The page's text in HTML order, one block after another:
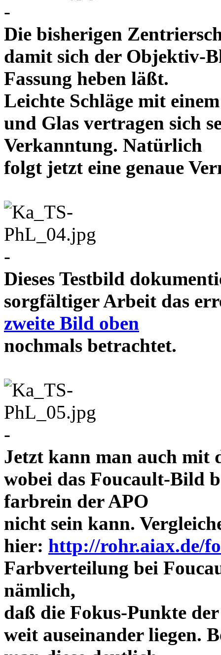
-
Die bisherigen
damit sich der Objektiv-
Fassung heben läßt.
Leichte Schläge mit
und Glas vertragen sich
Verkanntung. Natürlich
folgt jetzt eine genaue
-
Dieses Testbild
sorgfältiger Arbeit das
zweite Bild oben
nochmals
-
Jetzt kann man auch mit
wobei das Foucault-Bild
farbrein der APO
nicht sein kann.
hier: http://rohr.aiax.de/
Farbverteilung bei
nämlich,
daß die Fokus-Punkte
weit auseinander liegen.